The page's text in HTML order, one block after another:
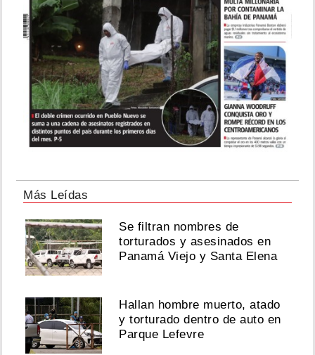
Más Leídas
Se filtran nombres de
torturados y asesinados en
Panamá Viejo y Santa Elena
Hallan hombre muerto, atado
y torturado dentro de auto en
Parque Lefevre